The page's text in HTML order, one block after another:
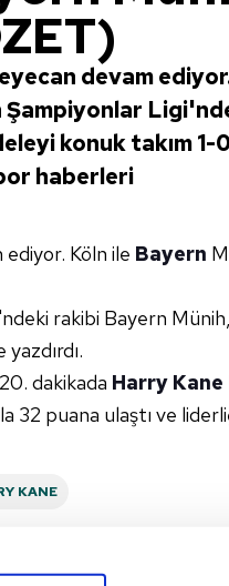
devam
Şampiyonlar
konuk takım 1-
haberleri
Köln ile Bayern
rakibi Bayern
dakikada Harry Kane
32 puana ulaştı ve
KANE